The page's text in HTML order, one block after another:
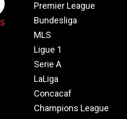
Premier League
Bundesliga
MLS
Ligue 1
Serie A
LaLiga
Concacaf
Champions League